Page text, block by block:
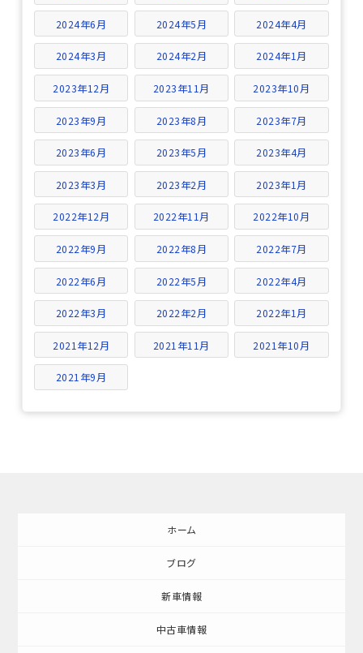
2024年6月 2024年5月 2024年4月
2024年3月 2024年2月 2024年1月
2023年12月 2023年11月 2023年10月
2023年9月 2023年8月 2023年7月
2023年6月 2023年5月 2023年4月
2023年3月 2023年2月 2023年1月
2022年12月 2022年11月 2022年10月
2022年9月 2022年8月 2022年7月
2022年6月 2022年5月 2022年4月
2022年3月 2022年2月 2022年1月
2021年12月 2021年11月 2021年10月
2021年9月
ホーム
ブログ
新車情報
中古車情報